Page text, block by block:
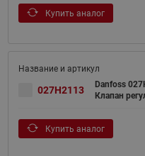
Купить аналог
027H2113
Danfoss
Клапан
Купить аналог